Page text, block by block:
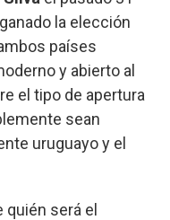
la elección
países
y abierto al
el tipo de apertura
sean
uruguayo y el
quién será el